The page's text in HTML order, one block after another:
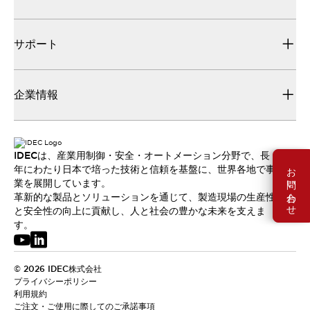
お問い合わせ
サポート
企業情報
IDECは、産業用制御・安全・オートメーション分野で、長
年にわたり日本で培った技術と信頼を基盤に、世界各地で事
業を展開しています。
革新的な製品とソリューションを通じて、製造現場の生産性
と安全性の向上に貢献し、人と社会の豊かな未来を支えま
す。
© 2026 IDEC株式会社
プライバシーポリシー
利用規約
ご注文・ご使用に際してのご承諾事項